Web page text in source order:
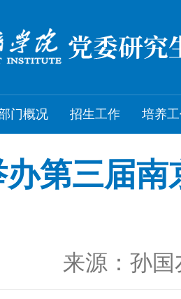
门概况 招生工作 培养
办第三届
来源：孙国